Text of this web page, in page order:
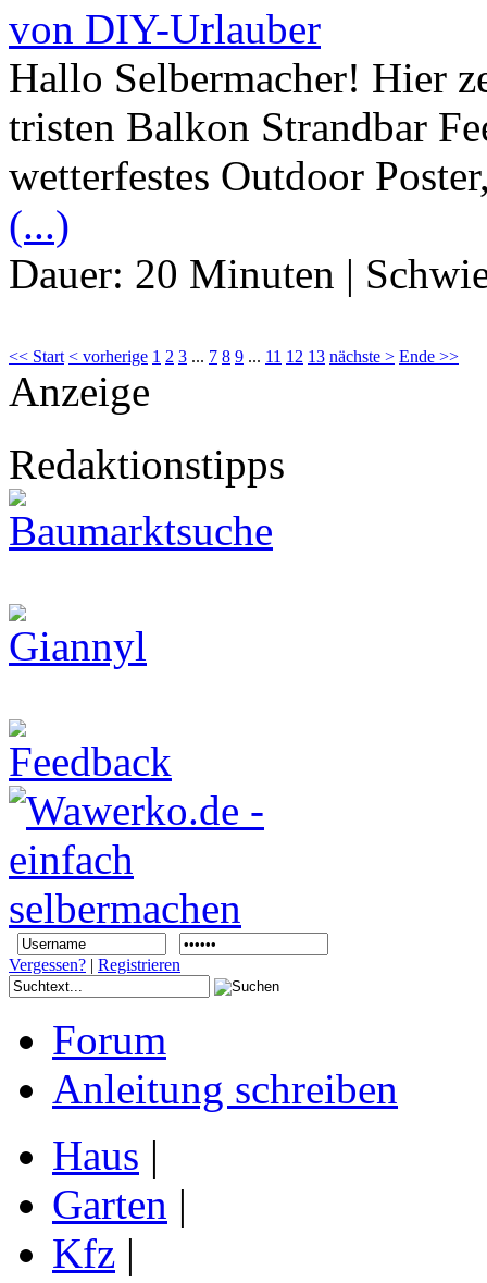
von DIY-Urlauber
Hallo Selbermacher! Hier
tristen Balkon Strandbar
wetterfestes Outdoor
(...)
Dauer: 20 Minuten |
<< Start < vorherige 1 2 3 ... 7 8 9 ... 11 12 13 nächste > Ende >>
Anzeige
Redaktionstipps
Vergessen? | Registrieren
Forum
Anleitung schreiben
Haus |
Garten |
Kfz |